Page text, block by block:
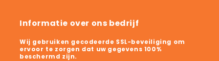
Informatie over ons bedrijf
Wij gebruiken gecodeerde SSL-beveiliging om
ervoor te zorgen dat uw gegevens 100%
beschermd zijn.